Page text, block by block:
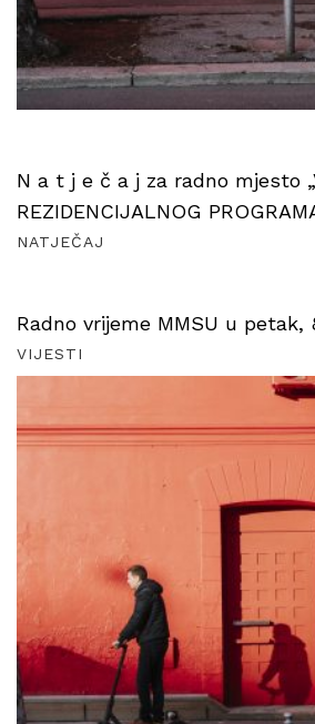
N a t j e č a j za radno mjesto
REZIDENCIJALNOG
NATJEČAJ
Radno vrijeme MMSU u petak,
VIJESTI